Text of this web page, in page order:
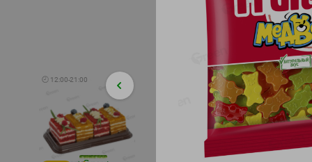
фасовка: 1-2кг
🕘 12:00-21:00